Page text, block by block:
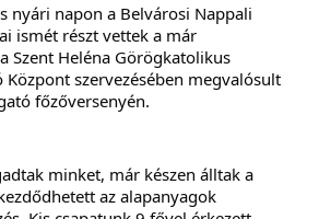
nyári napon a Belvárosi Nappali
ismét részt vettek a már
Szent Heléna Görögkatolikus
szervezésében megvalósult
főzőversenyén.
minket, már készen álltak a
az alapanyagok